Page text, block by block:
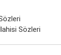
Sözleri